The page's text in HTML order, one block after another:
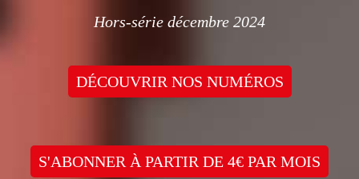
Hors-série décembre 2024
DÉCOUVRIR NOS NUMÉROS
S'ABONNER À PARTIR DE 4€ PAR MOIS